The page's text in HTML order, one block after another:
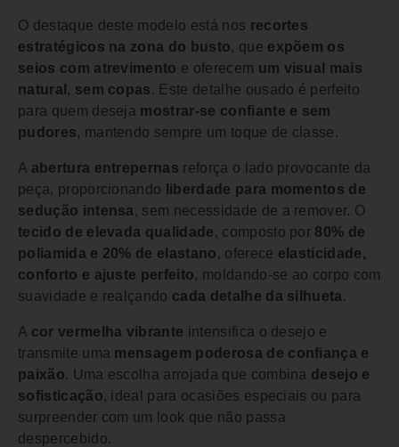
O destaque deste modelo está nos recortes
estratégicos na zona do busto, que expõem os
seios com atrevimento e oferecem um visual mais
natural, sem copas . Este detalhe ousado é perfeito
para quem deseja mostrar-se confiante e sem
pudores, mantendo sempre um toque de classe.
A abertura entrepernas reforça o lado provocante da
peça, proporcionando
liberdade para momentos de
sedução intensa , sem necessidade de a remover. O
tecido de elevada qualidade , composto por 80% de
poliamida e 20% de elastano , oferece elasticidade,
conforto e ajuste perfeito, moldando-se ao corpo com
suavidade e realçando cada detalhe da silhueta .
A cor vermelha vibrante intensifica o desejo e
transmite uma mensagem poderosa de confiança e
paixão. Uma escolha arrojada que combina desejo e
sofisticação, ideal para ocasiões especiais ou para
surpreender com um look que não passa
despercebido.